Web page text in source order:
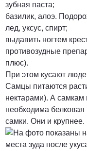
зубная паста;
базилик, алоэ.
лед, уксус, спирт;
выдавить ногтем
противозудные
плюс).
При этом кусают
Самцы питаются
нектарами). А самкам
необходима
самки. Они и крупнее.